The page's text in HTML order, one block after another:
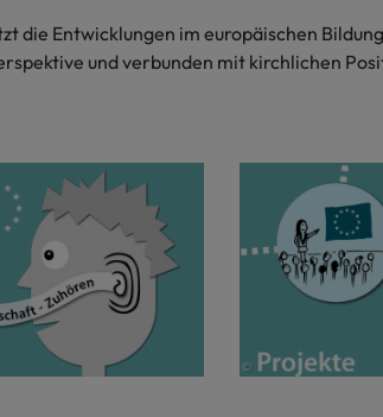
die Entwicklungen im europäischen
und verbunden mit kirchlichen